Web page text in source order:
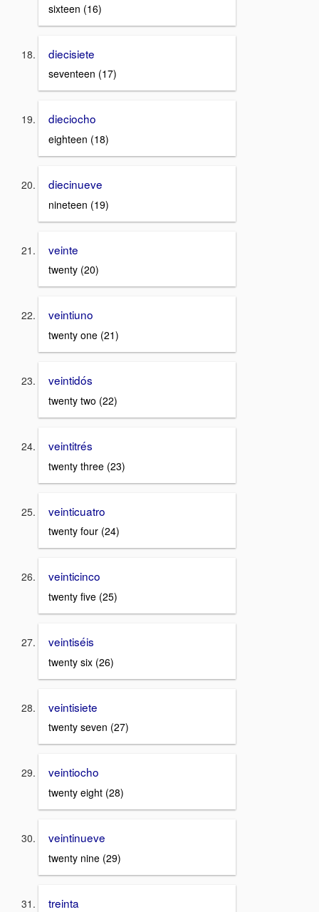
sixteen (16)
diecisiete
seventeen (17)
dieciocho
eighteen (18)
diecinueve
nineteen (19)
veinte
twenty (20)
veintiuno
twenty one (21)
veintidós
twenty two (22)
veintitrés
twenty three (23)
veinticuatro
twenty four (24)
veinticinco
twenty five (25)
veintiséis
twenty six (26)
veintisiete
twenty seven (27)
veintiocho
twenty eight (28)
veintinueve
twenty nine (29)
treinta